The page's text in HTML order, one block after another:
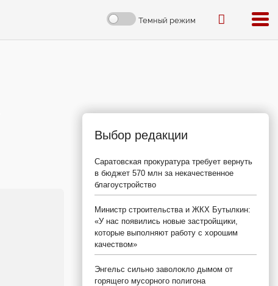
Темный режим
Выбор редакции
Саратовская прокуратура требует вернуть
в бюджет 570 млн за некачественное
благоустройство
Министр строительства и ЖКХ Бутылкин:
«У нас появились новые застройщики,
которые выполняют работу с хорошим
качеством»
Энгельс сильно заволокло дымом от
горящего мусорного полигона